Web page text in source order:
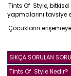
·Tints Of Style,
yapmalarını tavsiye
·Çocukların
SIKÇA SORULAN
Tints Of Style Nedir?